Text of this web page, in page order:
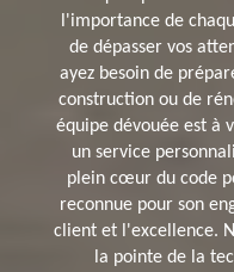
l'importance de
de dépasser vos
ayez besoin de
construction ou de
équipe dévouée est à
un service
plein cœur du code
reconnue pour son
client et l'excellence.
la pointe de la